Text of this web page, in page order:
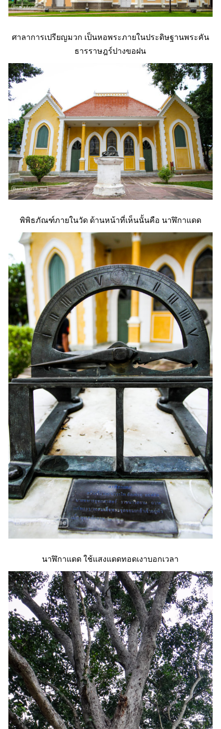
ศาลาการเปรียญมวก เป็นหอพระภายในประดิษฐานพระคัน
ธารราษฎร์ปางขอฝน
พิพิธภัณฑ์ภายในวัด ด้านหน้าที่เห็นนั้นคือ นาฬิกาแดด
นาฬิกาแดด ใช้แสงแดดทอดเงาบอกเวลา